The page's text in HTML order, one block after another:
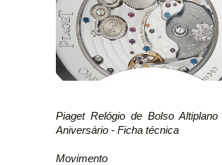
Piaget Relógio de Bolso Altiplano
Aniversário - Ficha técnica
Movimento